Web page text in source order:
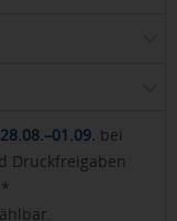
bei
Druckfreigaben